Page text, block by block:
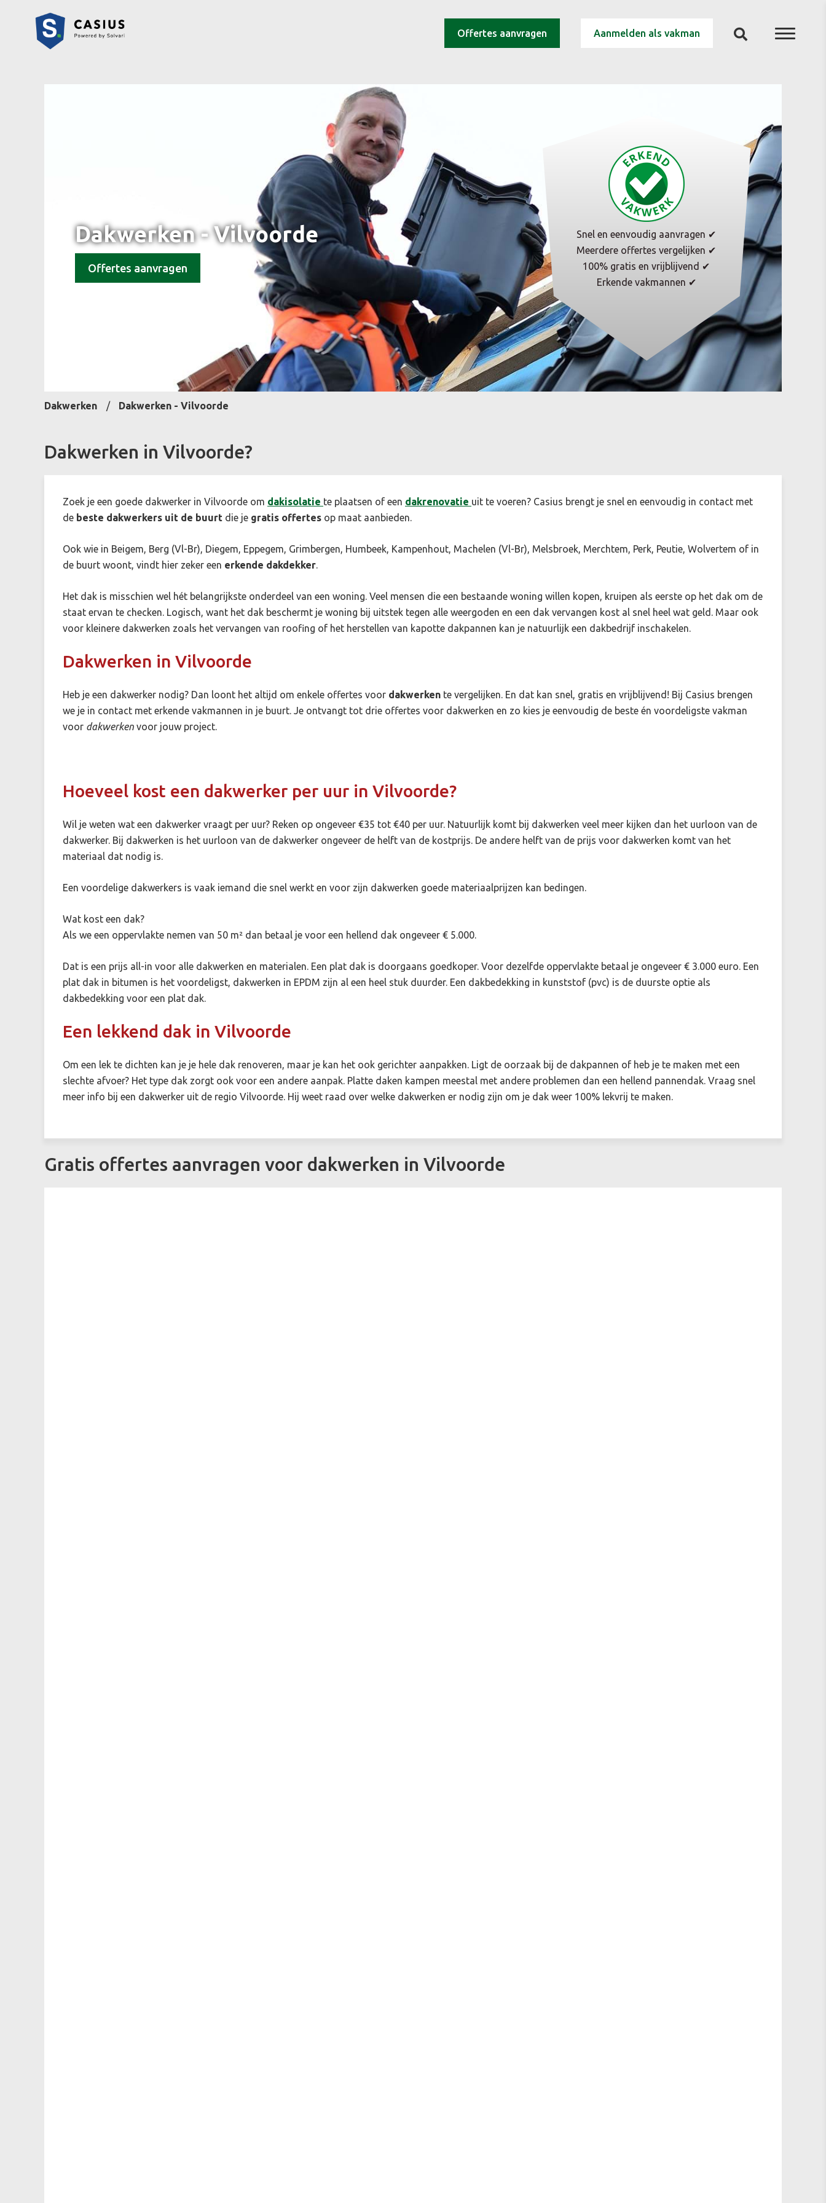
Offertes aanvragen Aanmelden als vakman
Dakwerken - Vilvoorde
Offertes aanvragen
Snel en eenvoudig aanvragen ✔
Meerdere offertes vergelijken ✔
100% gratis en vrijblijvend ✔
Erkende vakmannen ✔
Dakwerken Dakwerken - Vilvoorde
Dakwerken in Vilvoorde?
Zoek je een goede dakwerker in Vilvoorde om dakisolatie te plaatsen of een dakrenovatie uit te voeren? Casius brengt je snel en eenvoudig in contact met
de beste dakwerkers uit de buurt die je gratis offertes op maat aanbieden.
Ook wie in Beigem, Berg (Vl-Br), Diegem, Eppegem, Grimbergen, Humbeek, Kampenhout, Machelen (Vl-Br), Melsbroek, Merchtem, Perk, Peutie, Wolvertem of in
de buurt woont, vindt hier zeker een erkende dakdekker.
Het dak is misschien wel hét belangrijkste onderdeel van een woning. Veel mensen die een bestaande woning willen kopen, kruipen als eerste op het dak om de
staat ervan te checken. Logisch, want het dak beschermt je woning bij uitstek tegen alle weergoden en een dak vervangen kost al snel heel wat geld. Maar ook
voor kleinere dakwerken zoals het vervangen van roofing of het herstellen van kapotte dakpannen kan je natuurlijk een dakbedrijf inschakelen.
Dakwerken in Vilvoorde
Heb je een dakwerker nodig? Dan loont het altijd om enkele offertes voor dakwerken te vergelijken. En dat kan snel, gratis en vrijblijvend! Bij Casius brengen
we je in contact met erkende vakmannen in je buurt. Je ontvangt tot drie offertes voor dakwerken en zo kies je eenvoudig de beste én voordeligste vakman
voor dakwerken voor jouw project.
Hoeveel kost een dakwerker per uur in Vilvoorde?
Wil je weten wat een dakwerker vraagt per uur? Reken op ongeveer €35 tot €40 per uur. Natuurlijk komt bij dakwerken veel meer kijken dan het uurloon van de
dakwerker. Bij dakwerken is het uurloon van de dakwerker ongeveer de helft van de kostprijs. De andere helft van de prijs voor dakwerken komt van het
materiaal dat nodig is.
Een voordelige dakwerkers is vaak iemand die snel werkt en voor zijn dakwerken goede materiaalprijzen kan bedingen.
Wat kost een dak?
Als we een oppervlakte nemen van 50 m² dan betaal je voor een hellend dak ongeveer € 5.000.
Dat is een prijs all-in voor alle dakwerken en materialen. Een plat dak is doorgaans goedkoper. Voor dezelfde oppervlakte betaal je ongeveer € 3.000 euro. Een
plat dak in bitumen is het voordeligst, dakwerken in EPDM zijn al een heel stuk duurder. Een dakbedekking in kunststof (pvc) is de duurste optie als
dakbedekking voor een plat dak.
Een lekkend dak in Vilvoorde
Om een lek te dichten kan je je hele dak renoveren, maar je kan het ook gerichter aanpakken. Ligt de oorzaak bij de dakpannen of heb je te maken met een
slechte afvoer? Het type dak zorgt ook voor een andere aanpak. Platte daken kampen meestal met andere problemen dan een hellend pannendak. Vraag snel
meer info bij een dakwerker uit de regio Vilvoorde. Hij weet raad over welke dakwerken er nodig zijn om je dak weer 100% lekvrij te maken.
Gratis offertes aanvragen voor dakwerken in Vilvoorde